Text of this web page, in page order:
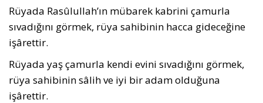
Rüyada Rasûlullah’ın mübarek kabrini ça­murla
sıvadığını görmek, rüya sahibinin hacca gideceğine
işârettir.
Rüyada yaş çamurla kendi evini sıvadığını görmek,
rüya sahibinin sâlih ve iyi bir adam olduğuna
işârettir.